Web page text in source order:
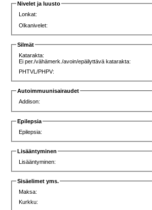
Nivelet ja luusto
Lonkat:
Olkanivelet:
Silmät
Katarakta:
Ei per./vähämerk./avoin/epäilyttävä katarakta:
PHTVL/PHPV:
Autoimmuunisairaudet
Addison:
Epilepsia
Epilepsia:
Lisääntyminen
Lisääntyminen:
Sisäelimet yms.
Maksa:
Kurkku: